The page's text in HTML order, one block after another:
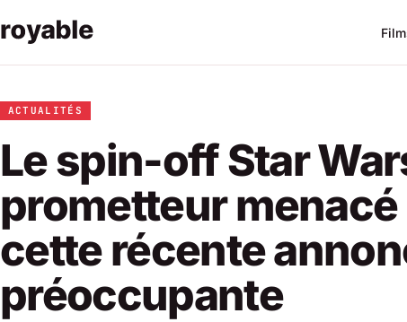
ACTUALITÉS
Le spin-off Star
prometteur menacé
cette récente
préoccupante